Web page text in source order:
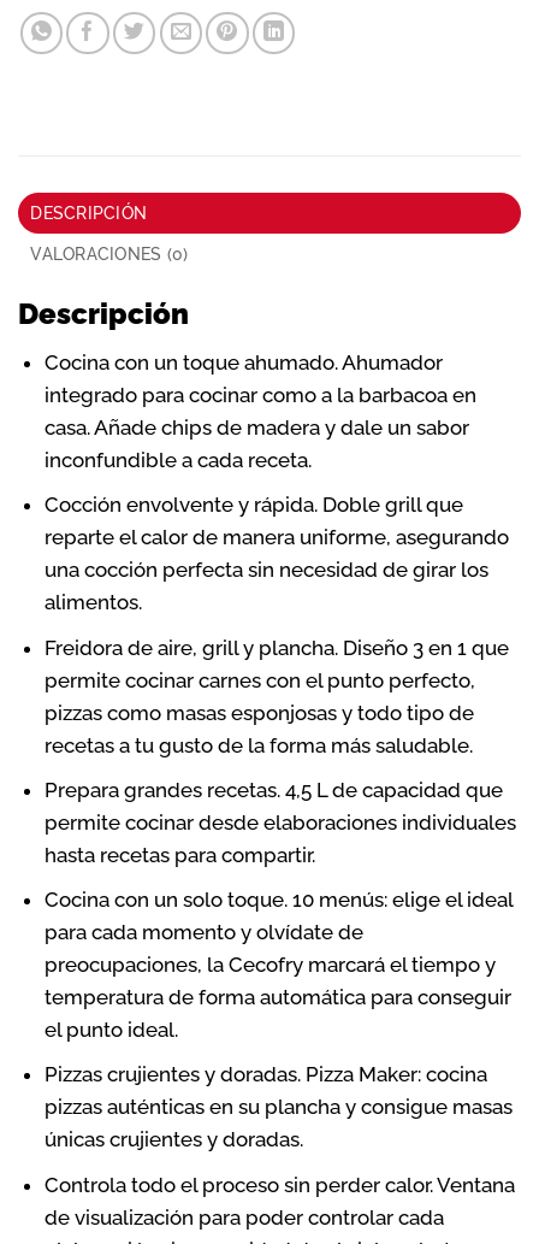
DESCRIPCIÓN
VALORACIONES (0)
Descripción
Cocina con un toque ahumado. Ahumador
integrado para cocinar como a la barbacoa en
casa. Añade chips de madera y dale un sabor
inconfundible a cada receta.
Cocción envolvente y rápida. Doble grill que
reparte el calor de manera uniforme, asegurando
una cocción perfecta sin necesidad de girar los
alimentos.
Freidora de aire, grill y plancha. Diseño 3 en 1 que
permite cocinar carnes con el punto perfecto,
pizzas como masas esponjosas y todo tipo de
recetas a tu gusto de la forma más saludable.
Prepara grandes recetas. 4,5 L de capacidad que
permite cocinar desde elaboraciones individuales
hasta recetas para compartir.
Cocina con un solo toque. 10 menús: elige el ideal
para cada momento y olvídate de
preocupaciones, la Cecofry marcará el tiempo y
temperatura de forma automática para conseguir
el punto ideal.
Pizzas crujientes y doradas. Pizza Maker: cocina
pizzas auténticas en su plancha y consigue masas
únicas crujientes y doradas.
Controla todo el proceso sin perder calor. Ventana
de visualización para poder controlar cada